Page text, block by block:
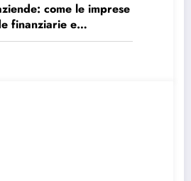
come le imprese
finanziarie e
attuale